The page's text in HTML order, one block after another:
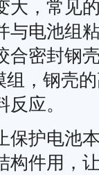
大，常见
与电池组
合密封钢
组，钢壳
应。
保护电池
构件用，